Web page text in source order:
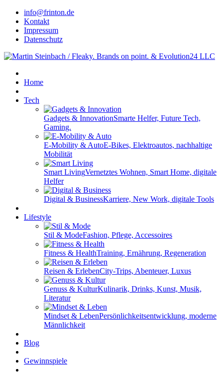
info@frinton.de
Kontakt
Impressum
Datenschutz
Home
Tech
Gadgets & InnovationSmarte Helfer, Future Tech,
Gaming.
E-Mobility & AutoE-Bikes, Elektroautos, nachhaltige
Mobilität
Smart LivingVernetztes Wohnen, Smart Home, digitale
Helfer
Digital & BusinessKarriere, New Work, digitale Tools
Lifestyle
Stil & ModeFashion, Pflege, Accessoires
Fitness & HealthTraining, Ernährung, Regeneration
Reisen & ErlebenCity-Trips, Abenteuer, Luxus
Genuss & KulturKulinarik, Drinks, Kunst, Musik,
Literatur
Mindset & LebenPersönlichkeitsentwicklung, moderne
Männlichkeit
Blog
Gewinnspiele